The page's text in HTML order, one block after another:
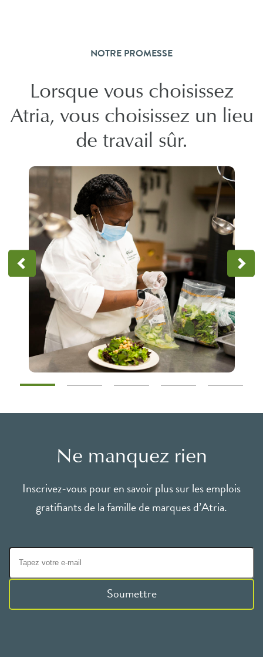
NOTRE PROMESSE
Lorsque vous choisissez
Atria, vous choisissez un lieu
de travail sûr.
Ne manquez rien
Inscrivez-vous pour en savoir plus sur les emplois
gratifiants de la famille de marques d’Atria.
Soumettre